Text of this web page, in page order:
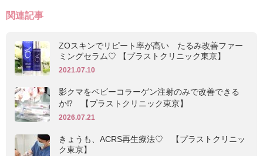
関連記事
ZOスキンでリピート率が高い たるみ改善ファー
ミングセラム♡ 【プラストクリニック東京】
2021.07.10
影クマをベビーコラーゲン注射のみで改善できる
か⁉ 【プラストクリニック東京】
2026.07.21
きょうも、ACRS再生療法♡ 【プラストクリニッ
ク東京】